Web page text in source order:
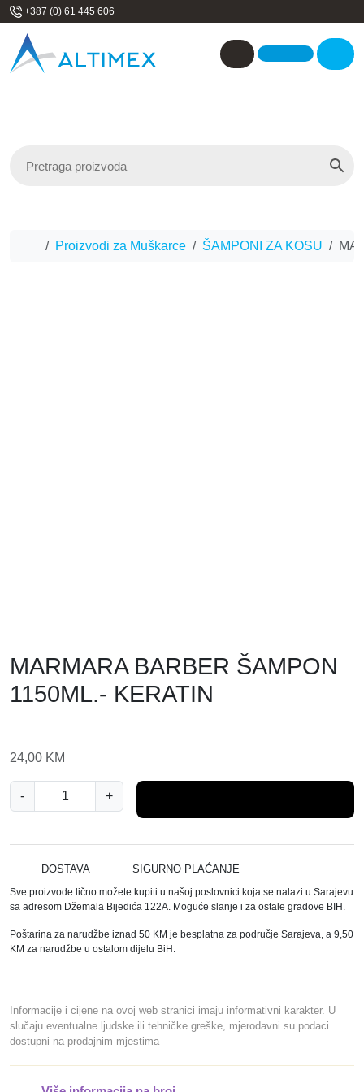
Skip to content
+387 (0) 61 445 606
Account
Home
Proizvodi za Muškarce ŠAMPONI ZA KOSU
MARMARA BARBER ŠAMPON
1150ML.- KERATIN
24,00 KM
-
A
M
R
A
A
B
E
R
Š
A
+
DOSTAVA SIGURNO PLAĆANJE
Sve proizvode lično možete kupiti u našoj poslovnici koja se nalazi u Sarajevu
sa adresom Džemala Bijedića 122A. Moguće slanje i za ostale gradove BIH.
Poštarina za narudžbe iznad 50 KM je besplatna za područje Sarajeva, a 9,50
KM za narudžbe u ostalom dijelu BiH.
Informacije i cijene na ovoj web stranici imaju informativni karakter. U
slučaju eventualne ljudske ili tehničke greške, mjerodavni su podaci
dostupni na prodajnim mjestima